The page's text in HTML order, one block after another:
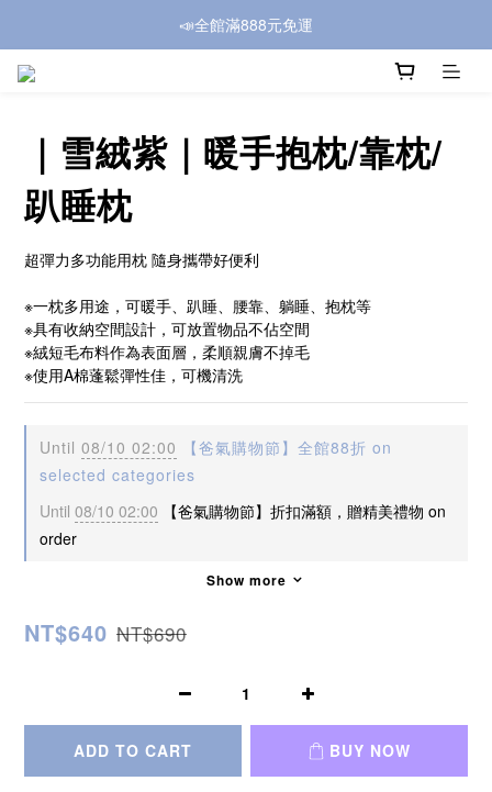
📣全館滿888元免運
｜雪絨紫｜暖手抱枕/靠枕/
趴睡枕
超彈力多功能用枕 隨身攜帶好便利
※一枕多用途，可暖手、趴睡、腰靠、躺睡、抱枕等
※具有收納空間設計，可放置物品不佔空間
※絨短毛布料作為表面層，柔順親膚不掉毛
※使用A棉蓬鬆彈性佳，可機清洗
Until 08/10 02:00 【爸氣購物節】全館88折 on
selected categories
Until 08/10 02:00 【爸氣購物節】折扣滿額，贈精美禮物 on
order
Show more
NT$640 NT$690
ADD TO CART BUY NOW